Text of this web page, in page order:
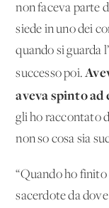
non faceva parte
siede in uno dei
quando si guarda
successo poi.
aveva spinto
gli ho raccontato
non so cosa sia
“Quando ho
sacerdote da